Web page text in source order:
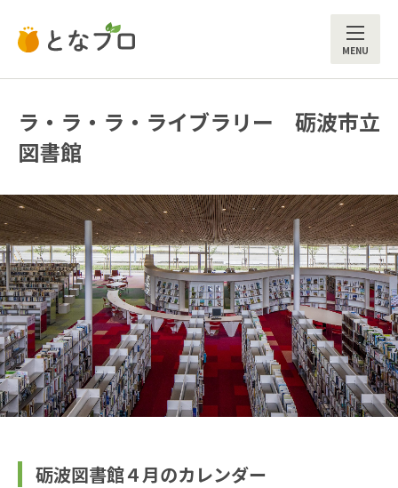
ラ・ラ・ラ・ライブラリー 砺波市立
図書館
砺波図書館４月のカレンダー